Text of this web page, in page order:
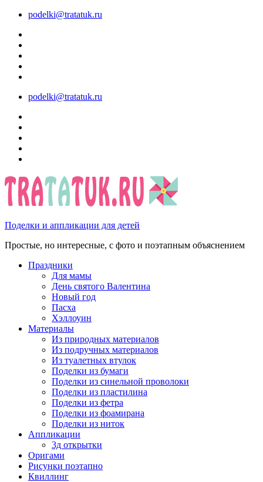
podelki@tratatuk.ru
podelki@tratatuk.ru
Поделки и аппликации для детей
Простые, но интересные, с фото и поэтапным объяснением
Праздники
Для мамы
День святого Валентина
Новый год
Пасха
Хэллоуин
Материалы
Из природных материалов
Из подручных материалов
Из туалетных втулок
Поделки из бумаги
Поделки из синельной проволоки
Поделки из пластилина
Поделки из фетра
Поделки из фоамирана
Поделки из ниток
Аппликации
3д открытки
Оригами
Рисунки поэтапно
Квиллинг